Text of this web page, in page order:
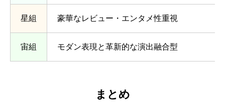
星組 豪華なレビュー・エンタメ性重視
宙組 モダン表現と革新的な演出融合型
まとめ